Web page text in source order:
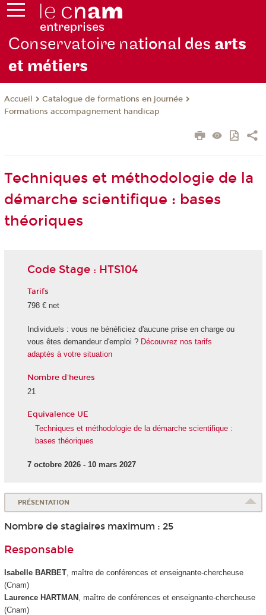
Conservatoire national des arts
et métiers
Accueil
Catalogue de formations en journée
Formations accompagnement handicap
Techniques et méthodologie de la
démarche scientifique : bases
théoriques
Code Stage : HTS104
Tarifs
798 € net
Individuels : vous ne bénéficiez d'aucune prise en charge ou
vous êtes demandeur d'emploi ? Découvrez nos tarifs
adaptés à votre situation
Nombre d'heures
21
Equivalence UE
Techniques et méthodologie de la démarche scientifique :
bases théoriques
7 octobre 2026 - 10 mars 2027
PRÉSENTATION
Nombre de stagiaires maximum : 25
Responsable
Isabelle BARBET, maître de conférences et enseignante-chercheuse
(Cnam)
Laurence HARTMAN , maître de conférences et enseignante-chercheuse
(Cnam)